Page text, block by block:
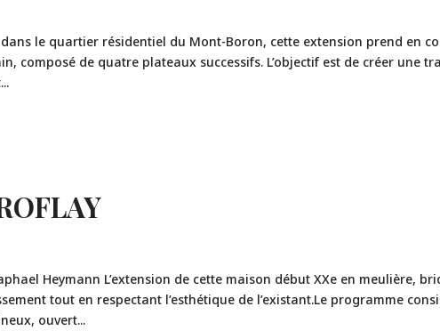
dans le quartier résidentiel du Mont-Boron, cette extension prend en
composé de quatre plateaux successifs. L’objectif est de créer une
Heymann L’extension de cette maison début XXe en meulière,
tout en respectant l’esthétique de l’existant.Le programme
ouvert...